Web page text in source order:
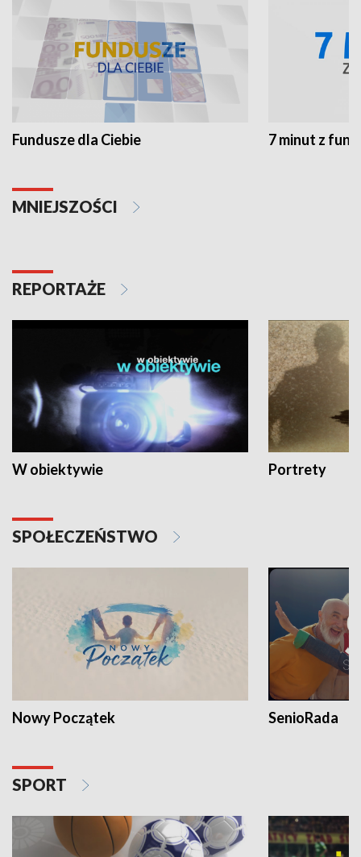
Fundusze dla Ciebie 7 minut z
MNIEJSZOŚCI
REPORTAŻE
W obiektywie Portrety
SPOŁECZEŃSTWO
Nowy Początek SenioRada
SPORT